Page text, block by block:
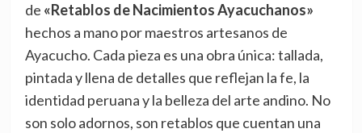
de «Retablos de Nacimientos Ayacuchanos»
hechos a mano por maestros artesanos de
Ayacucho. Cada pieza es una obra única: tallada,
pintada y llena de detalles que reflejan la fe, la
identidad peruana y la belleza del arte andino. No
son solo adornos, son retablos que cuentan una